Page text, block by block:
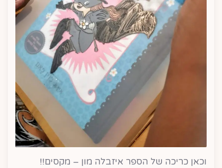
וכאן כריכה של הספר איזבלה מון – מקסים!!